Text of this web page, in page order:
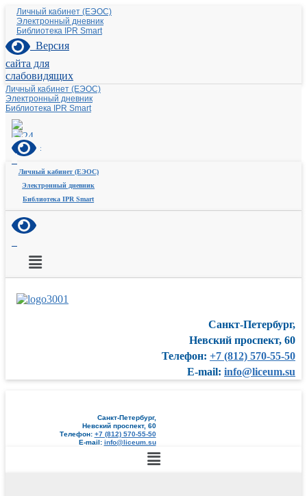
Личный кабинет (ЕЭОС)
Электронный дневник
Библиотека IPR Smart
Версия
сайта для
слабовидящих
Личный кабинет (ЕЭОС)
Электронный дневник
Библиотека IPR Smart
Личный кабинет (ЕЭОС)
Электронный дневник
Библиотека IPR Smart
Меню
Санкт-Петербург,
Невский проспект, 60
Телефон: +7 (812) 570-55-50
E-mail: info@liceum.su
Санкт-Петербург,
Невский проспект, 60
Телефон: +7 (812) 570-55-50
E-mail: info@liceum.su
Меню